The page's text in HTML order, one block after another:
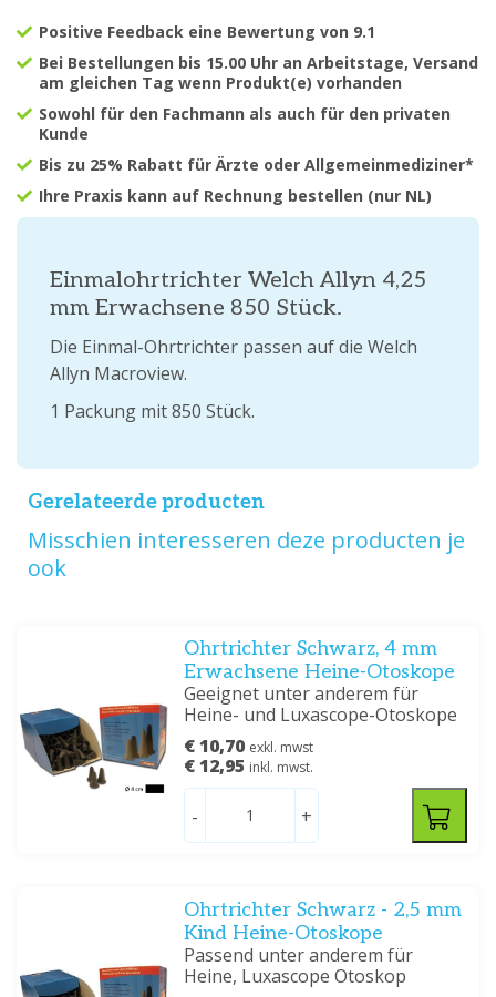
Positive Feedback eine Bewertung von 9.1
Bei Bestellungen bis 15.00 Uhr an Arbeitstage, Versand
am gleichen Tag wenn Produkt(e) vorhanden
Sowohl für den Fachmann als auch für den privaten
Kunde
Bis zu 25% Rabatt für Ärzte oder Allgemeinmediziner*
Ihre Praxis kann auf Rechnung bestellen (nur NL)
Einmalohrtrichter Welch Allyn 4,25
mm Erwachsene 850 Stück.
Die Einmal-Ohrtrichter passen auf die Welch
Allyn Macroview.
1 Packung mit 850 Stück.
Gerelateerde producten
Misschien interesseren deze producten je
ook
Ohrtrichter Schwarz, 4 mm
Erwachsene Heine-Otoskope
Geeignet unter anderem für
Heine- und Luxascope-Otoskope
€ 10,70 exkl. mwst
€ 12,95 inkl. mwst.
- +
Ohrtrichter Schwarz - 2,5 mm
Kind Heine-Otoskope
Passend unter anderem für
Heine, Luxascope Otoskop